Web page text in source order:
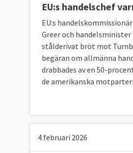
EU:s handelschef
EU:s
Greer och
stålderivat bröt mot
begäran om allmänna
drabbades av en 50-
de amerikanska
4 februari 2026